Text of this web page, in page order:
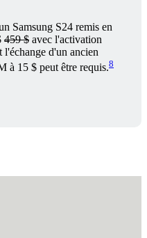
Samsung S24 remis en
459 $ avec l'activation
d'un ancien
à 15 $ peut être requis.8